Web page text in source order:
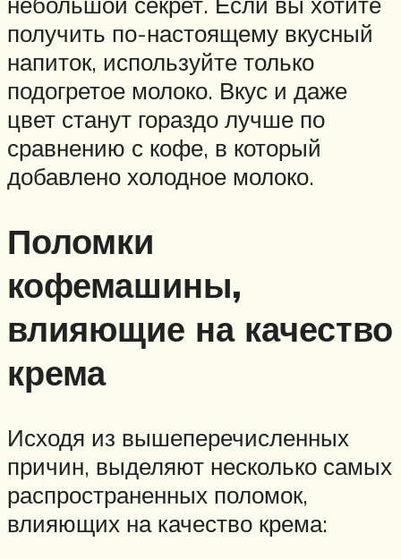
получить по-настоящему вкусный
напиток, используйте только
подогретое молоко. Вкус и даже
цвет станут гораздо лучше по
сравнению с кофе, в который
добавлено холодное молоко.
Поломки
кофемашины,
влияющие на качество
крема
Исходя из вышеперечисленных
причин, выделяют несколько самых
распространенных поломок,
влияющих на качество крема: